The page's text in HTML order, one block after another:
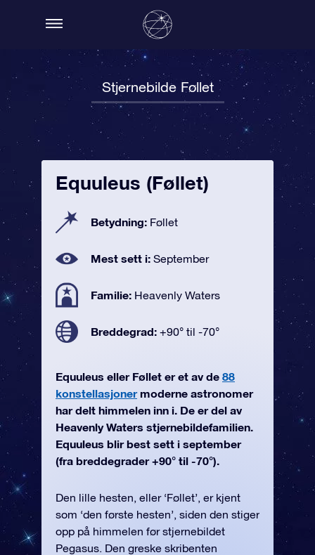
Stjernebilde Føllet
Equuleus (Føllet)
Betydning: Føllet
Mest sett i: September
Familie: Heavenly Waters
Breddegrad: +90° til -70°
Equuleus eller Føllet er et av de 88
konstellasjonermoderne astronomer
har delt himmelen inn i. De er del av
Heavenly Waters stjernebildefamilien.
Equuleus blir best sett i september
(fra breddegrader +90° til -70°).
Den lille hesten, eller ‘Føllet’, er kjent
som ‘den første hesten’, siden den stiger
opp på himmelen før stjernebildet
Pegasus. Den greske skribenten